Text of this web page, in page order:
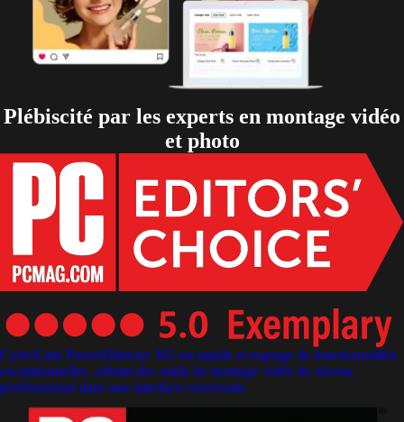
Plébiscité par les experts en montage vidéo
et photo
CyberLink PowerDirector 365 est rapide et regorge de fonctionnalités
exceptionnelles, offrant des outils de montage vidéo de niveau
professionnel dans une interface conviviale.